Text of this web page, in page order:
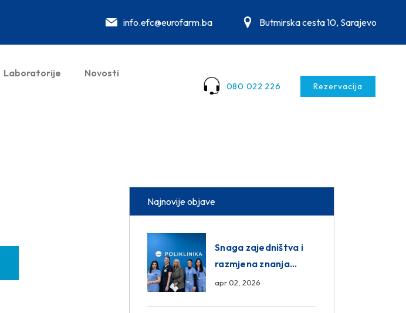
info.efc@eurofarm.ba Butmirska cesta 10, Sarajevo
Laboratorije Novosti
080 022 226 Rezervacija
Najnovije objave
Snaga zajedništva i
razmjena znanja
unutar ASA Medical
apr 02, 2026